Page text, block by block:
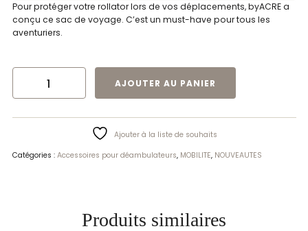
Pour protéger votre rollator lors de vos déplacements, byACRE a
conçu ce sac de voyage. C’est un must-have pour tous les
aventuriers.
QUANTITÉ DE TRAVEL BAG CARBON OVERLAND
AJOUTER AU PANIER
Ajouter à la liste de souhaits
Catégories : Accessoires pour déambulateurs, MOBILITE, NOUVEAUTES
Produits similaires